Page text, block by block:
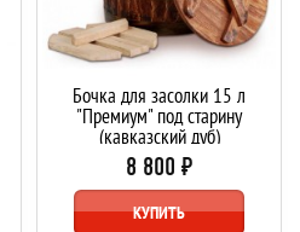
Бочка для засолки 15 л
"Премиум" под старину
(кавказский дуб)
8 800 ₽
КУПИТЬ